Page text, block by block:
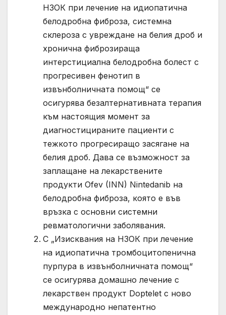
НЗОК при лечение на идиопатична
белодробна фиброза, системна
склероза с увреждане на белия дроб и
хронична фиброзираща
интерстициална белодробна болест с
прогресивен фенотип в
извънболничната помощ“ се
осигурява безалтернативната терапия
към настоящия момент за
диагностицираните пациенти с
тежкото прогресиращо засягане на
белия дроб. Дава се възможност за
заплащане на лекарствените
продукти Ofev (INN) Nintedanib на
белодробна фиброза, която е във
връзка с основни системни
ревматологични заболявания.
С „Изисквания на НЗОК при лечение
на идиопатична тромбоцитопенична
пурпура в извънболничната помощ“
се осигурява домашно лечение с
лекарствен продукт Doptelet с ново
международно непатентно